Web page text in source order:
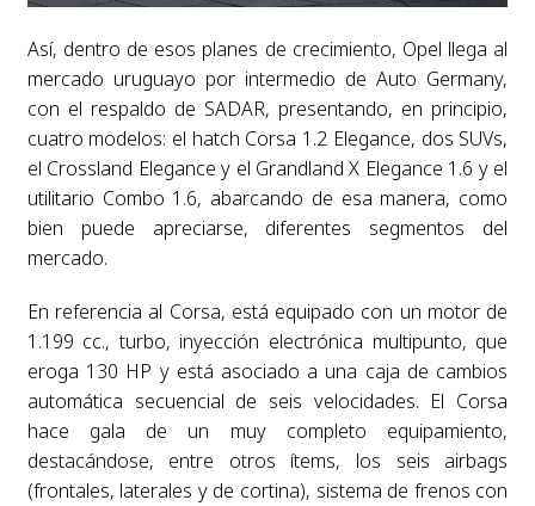
Así, dentro de esos planes de crecimiento, Opel llega al
mercado uruguayo por intermedio de Auto Germany,
con el respaldo de SADAR, presentando, en principio,
cuatro modelos: el hatch Corsa 1.2 Elegance, dos SUVs,
el Crossland Elegance y el Grandland X Elegance 1.6 y el
utilitario Combo 1.6, abarcando de esa manera, como
bien puede apreciarse, diferentes segmentos del
mercado.
En referencia al Corsa, está equipado con un motor de
1.199 cc., turbo, inyección electrónica multipunto, que
eroga 130 HP y está asociado a una caja de cambios
automática secuencial de seis velocidades. El Corsa
hace gala de un muy completo equipamiento,
destacándose, entre otros ítems, los seis airbags
(frontales, laterales y de cortina), sistema de frenos con